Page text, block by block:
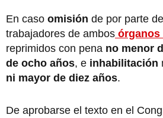
En caso omisión de por parte
trabajadores de ambos órganos
reprimidos con pena no menor
de ocho años, e inhabilitación
ni mayor de diez años.
De aprobarse el texto en el